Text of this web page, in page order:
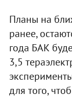
Планы на
ранее,
года БАК
3,5
для того,